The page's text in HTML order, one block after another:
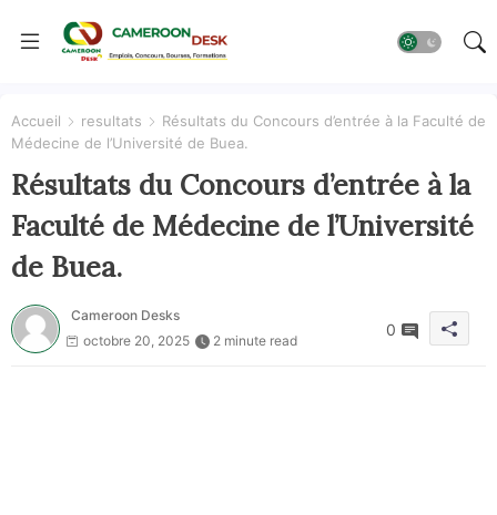
Accueil resultats
Résultats du Concours d’entrée à la Faculté de
Médecine de l’Université de Buea.
Résultats du Concours d’entrée à la
Faculté de Médecine de l’Université
de Buea.
Cameroon Desks
octobre 20, 2025
2 minute read
0